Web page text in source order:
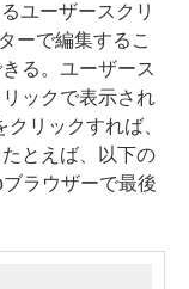
ユーザースクリ
ーで編集するこ
る。ユーザース
ックで表示され
リックすれば、
とえば、以下の
ラウザーで最後